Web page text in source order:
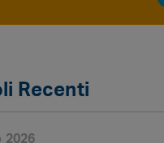
Recenti
2026